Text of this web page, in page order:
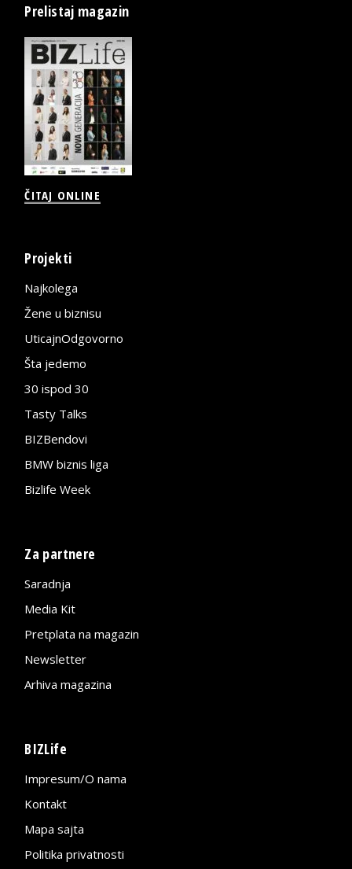
Prelistaj magazin
ČITAJ ONLINE
Projekti
Najkolega
Žene u biznisu
UticajnOdgovorno
Šta jedemo
30 ispod 30
Tasty Talks
BIZBendovi
BMW biznis liga
Bizlife Week
Za partnere
Saradnja
Media Kit
Pretplata na magazin
Newsletter
Arhiva magazina
BIZLife
Impresum/O nama
Kontakt
Mapa sajta
Politika privatnosti